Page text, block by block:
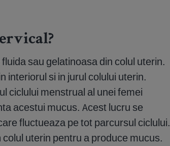
sau gelatinoasa din colul uterin.
interiorul si in jurul colului uterin.
ciclului menstrual al unei femei
acestui mucus. Acest lucru se
fluctueaza pe tot parcursul ciclului.
uterin pentru a produce mucus.